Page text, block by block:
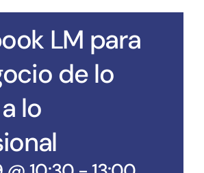
LM para
de lo
lo